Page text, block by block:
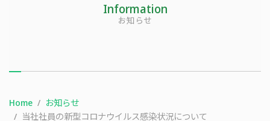
Information
お知らせ
Home
お知らせ
当社社員の新型コロナウイルス感染状況について